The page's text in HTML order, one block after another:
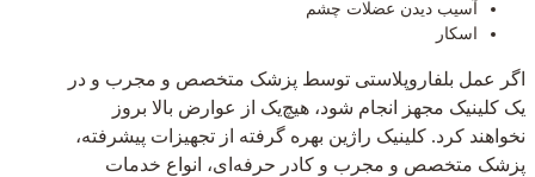
آسیب دیدن عضلات چشم
اسکار
اگر عمل بلفاروپلاستی توسط پزشک متخصص و مجرب و در
یک کلینیک مجهز انجام شود، هیچ‌یک از عوارض بالا بروز
نخواهند کرد. کلینیک راژین بهره گرفته از تجهیزات پیشرفته،
پزشک متخصص و مجرب و کادر حرفه‌ای، انواع خدمات